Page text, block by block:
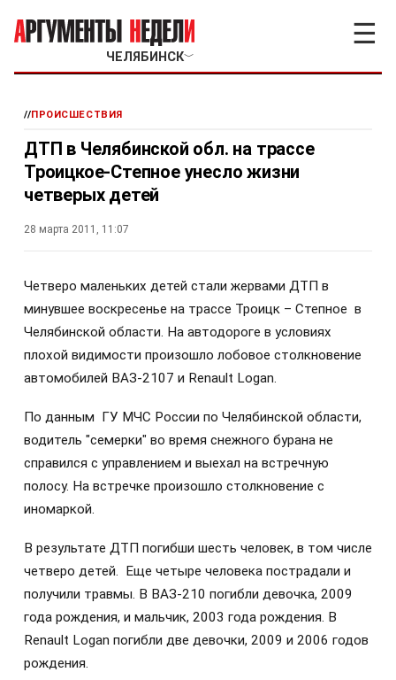
ЧЕЛЯБИНСК﹀
☰
//ПРОИСШЕСТВИЯ
ДТП в Челябинской обл. на трассе
Троицкое-Степное унесло жизни
четверых детей
28 марта 2011, 11:07
Четверо маленьких детей стали жервами ДТП в
минувшее воскресенье на трассе Троицк – Степное в
Челябинской области. На автодороге в условиях
плохой видимости произошло лобовое столкновение
автомобилей ВАЗ-2107 и Renault Logan.
По данным ГУ МЧС России по Челябинской области,
водитель "семерки" во время снежного бурана не
справился с управлением и выехал на встречную
полосу. На встречке произошло столкновение с
иномаркой.
В результате ДТП погибши шесть человек, в том числе
четверо детей. Еще четыре человека пострадали и
получили травмы. В ВАЗ-210 погибли девочка, 2009
года рождения, и мальчик, 2003 года рождения. В
Renault Logan погибли две девочки, 2009 и 2006 годов
рождения.